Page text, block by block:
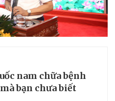
nam chữa bệnh
bạn chưa biết